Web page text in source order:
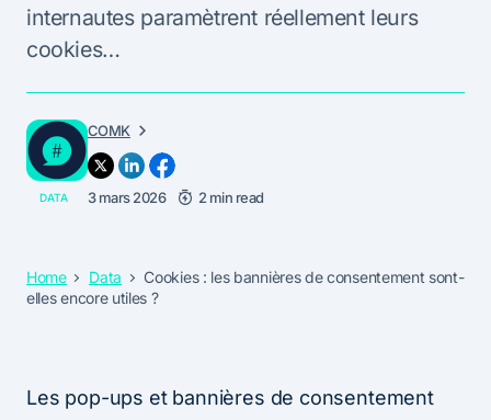
internautes paramètrent réellement leurs
cookies…
COMK
DATA 3 mars 2026 2 min read
Home Data
Cookies : les bannières de consentement sont-
elles encore utiles ?
Les pop-ups et bannières de consentement